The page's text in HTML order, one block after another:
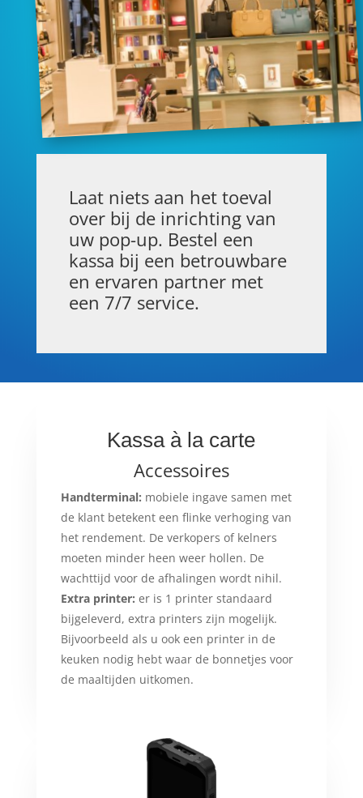
Laat niets aan het toeval
over bij de inrichting van
uw pop-up. Bestel een
kassa bij een betrouwbare
en ervaren partner met
een 7/7 service.
Kassa à la carte
Accessoires
Handterminal: mobiele ingave samen met
de klant betekent een flinke verhoging van
het rendement. De verkopers of kelners
moeten minder heen weer hollen. De
wachttijd voor de afhalingen wordt nihil.
Extra printer: er is 1 printer standaard
bijgeleverd, extra printers zijn mogelijk.
Bijvoorbeeld als u ook een printer in de
keuken nodig hebt waar de bonnetjes voor
de maaltijden uitkomen.